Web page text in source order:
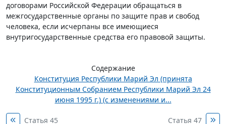
договорами Российской Федерации обращаться в
межгосударственные органы по защите прав и свобод
человека, если исчерпаны все имеющиеся
внутригосударственные средства его правовой защиты.
Содержание
Конституция Республики Марий Эл (принята
Конституционным Собранием Республики Марий Эл 24
июня 1995 г.) (с изменениями и...
Статья 45 Статья 47